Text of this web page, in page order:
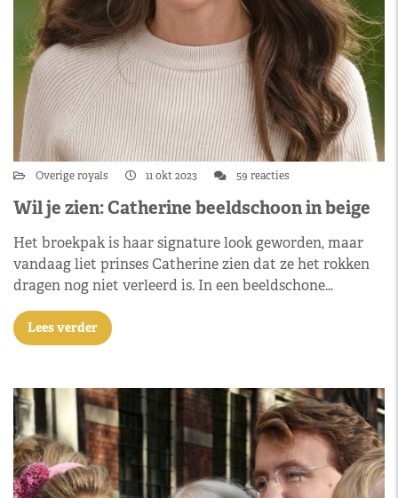
Overige royals 11 okt 2023 59 reacties
Wil je zien: Catherine beeldschoon in beige
Het broekpak is haar signature look geworden, maar
vandaag liet prinses Catherine zien dat ze het rokken
dragen nog niet verleerd is. In een beeldschone…
Lees verder